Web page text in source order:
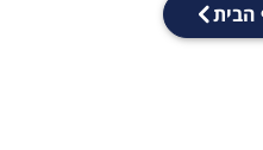
הבית